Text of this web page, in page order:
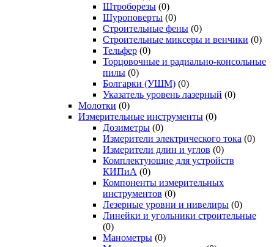
Штроборезы (0)
Шуроповерты (0)
Строительные фены (0)
Строительные миксеры и венчики (0)
Тельфер (0)
Торцовочные и радиально-консольные
пилы (0)
Болгарки (УШМ) (0)
Указатель уровень лазерный (0)
Молотки (0)
Измерительные инструменты (0)
Дозиметры (0)
Измерители электрического тока (0)
Измерители длин и углов (0)
Комплектующие для устройств
КИПиА (0)
Компоненты измерительных
инструментов (0)
Лезерные уровни и нивелиры (0)
Линейки и угольники строительные
(0)
Манометры (0)